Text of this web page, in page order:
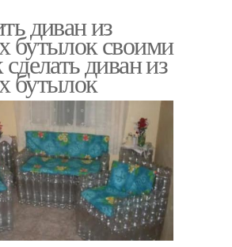
диван из
бутылок своими
диван из
бутылок